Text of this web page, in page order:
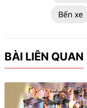
Bến xe
BÀI LIÊN QUAN